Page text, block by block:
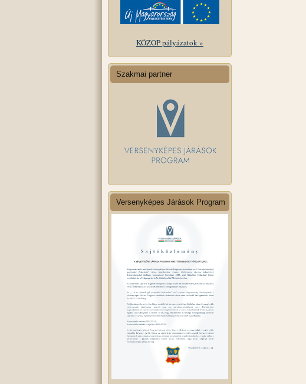
KÖZOP pályázatok »
Szakmai partner
Versenyképes Járások Program